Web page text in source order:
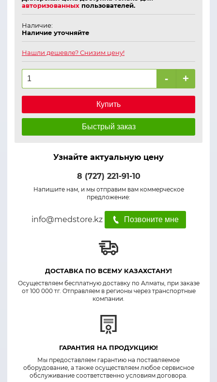
авторизованных пользователей.
Наличие:
Наличие уточняйте
Нашли дешевле? Снизим цену!
- +
Купить
Быстрый заказ
Узнайте актуальную цену
8 (727) 221-91-10
Напишите нам, и мы отправим вам коммерческое
предложение:
info@medstore.kz Позвоните мне
ДОСТАВКА ПО ВСЕМУ КАЗАХСТАНУ!
Осуществляем бесплатную доставку по Алматы, при заказе
от 100 000 тг. Отправляем в регионы через транспортные
компании.
ГАРАНТИЯ НА ПРОДУКЦИЮ!
Мы предоставляем гарантию на поставляемое
оборудование, а также осуществляем любое сервисное
обслуживание соответственно условиям договора.